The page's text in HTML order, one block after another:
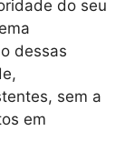
do seu
dessas
sem a
em